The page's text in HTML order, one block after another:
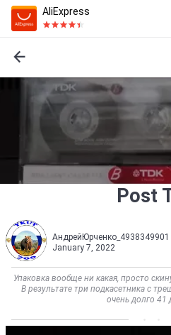
AliExpress
Post
АндрейЮрченко_4938349901
January 7, 2022
Упаковка вообще ни какая, просто
В результате три подкасетника с
очень долго 41